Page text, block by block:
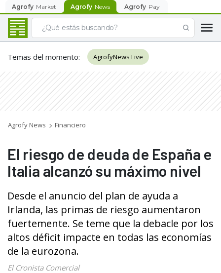
Agrofy Market Agrofy News Agrofy Pay
Temas del momento: AgrofyNews Live
Agrofy News Financiero
El riesgo de deuda de España e
Italia alcanzó su máximo nivel
Desde el anuncio del plan de ayuda a
Irlanda, las primas de riesgo aumentaron
fuertemente. Se teme que la debacle por los
altos déficit impacte en todas las economías
de la eurozona.
El Cronista Comercial